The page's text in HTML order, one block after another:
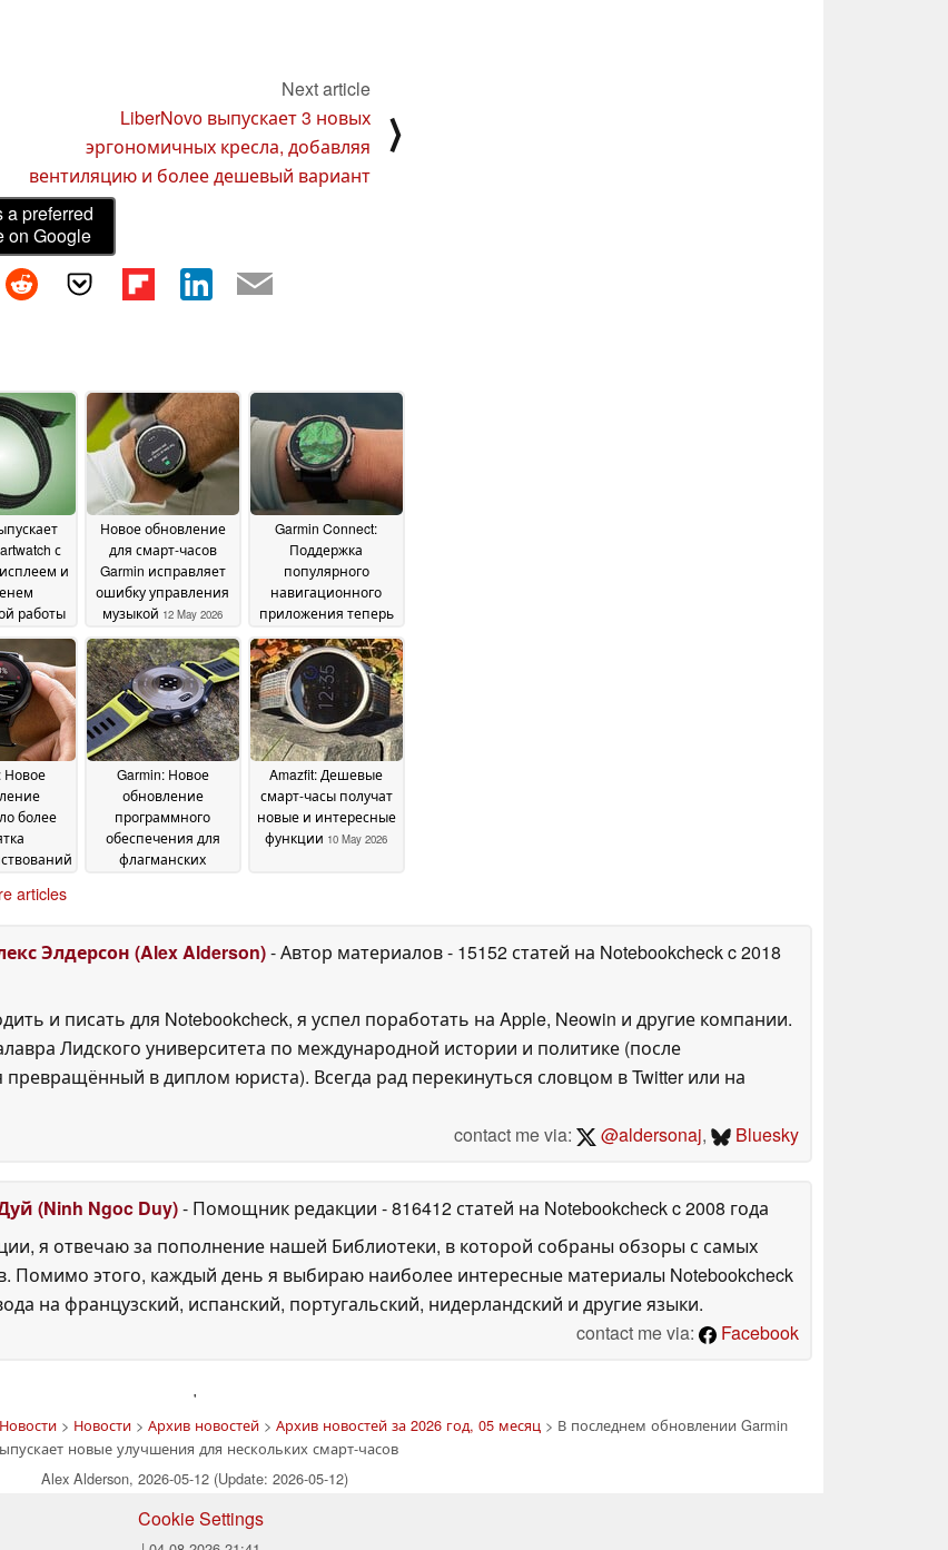
Next article
LiberNovo выпускает 3 новых
эргономичных кресла, добавляя
вентиляцию и более дешевый вариант
⟩
a preferred
on Google
с
и
работы
13 May 2026
Новое обновление
для смарт-часов
Garmin исправляет
ошибку управления
музыкой 12 May 2026
Garmin Connect:
Поддержка
популярного
навигационного
приложения теперь
12 May 2026
Новое
более
оценку
Garmin: Новое
обновление
программного
обеспечения для
флагманских
Amazfit: Дешевые
смарт-часы получат
новые и интересные
функции 10 May 2026
articles
Элдерсон (Alex Alderson)- Автор материалов- 15152 статей на Notebookcheckc 2018
и писать для Notebookcheck, я успел поработать на Apple, Neowin и другие компании.
Лидского университета по международной истории и политике (после
в диплом юриста). Всегда рад перекинуться словцом в Twitter или на
contact me via:
@aldersonaj, Bluesky
(Ninh Ngoc Duy)- Помощник редакции - 816412 статей на Notebookcheckc 2008 года
я отвечаю за пополнение нашей Библиотеки, в которой собраны обзоры с самых
Помимо этого, каждый день я выбираю наиболее интересные материалы Notebookcheck
на французский, испанский, португальский, нидерландский и другие языки.
contact me via:
Facebook
'
> Новости> Архив новостей> Архив новостей за 2026 год, 05 месяц > В последнем обновлении Garmin
новые улучшения для нескольких смарт-часов
Alex Alderson, 2026-05-12 (Update: 2026-05-12)
Cookie Settings